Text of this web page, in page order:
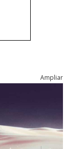
Ampliar